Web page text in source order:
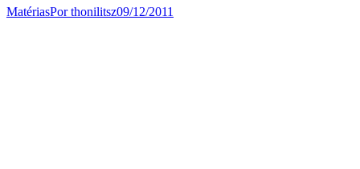
MatériasPorthonilitsz09/12/2011